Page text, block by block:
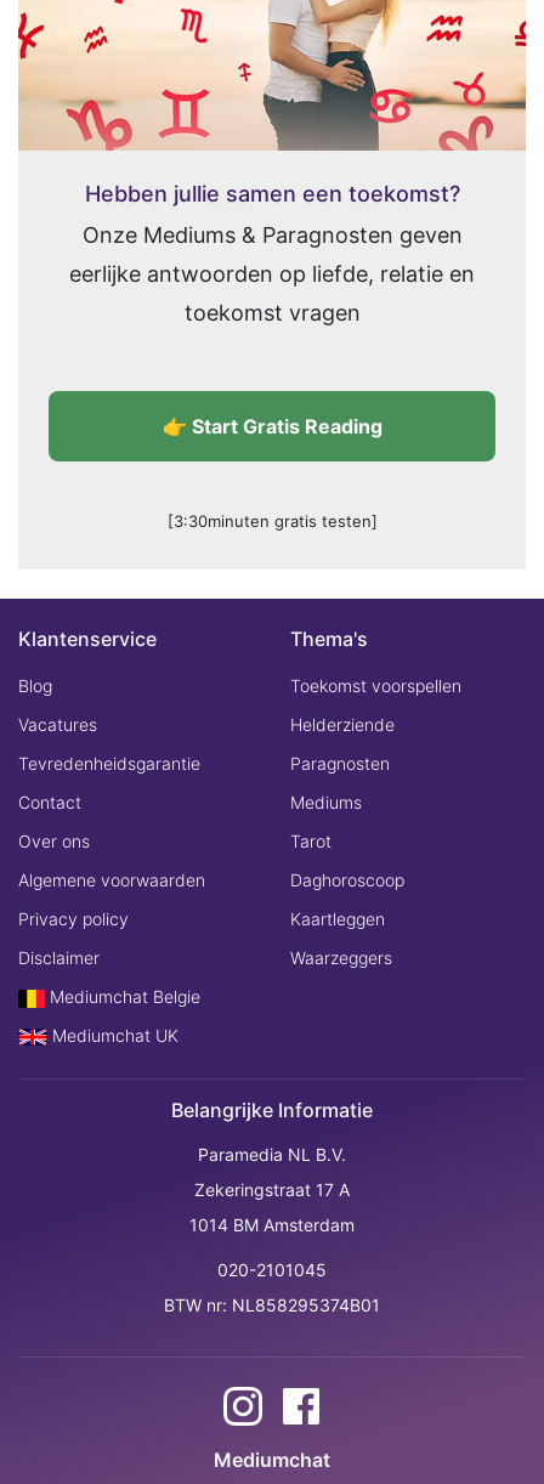
Hebben jullie samen een toekomst?
Onze Mediums & Paragnosten geven
eerlijke antwoorden op liefde, relatie en
toekomst vragen
👉 Start Gratis Reading
[3:30minuten gratis testen]
Klantenservice
Blog
Vacatures
Tevredenheidsgarantie
Contact
Over ons
Algemene voorwaarden
Privacy policy
Disclaimer
Mediumchat Belgie
Mediumchat UK
Thema's
Toekomst voorspellen
Helderziende
Paragnosten
Mediums
Tarot
Daghoroscoop
Kaartleggen
Waarzeggers
Belangrijke Informatie
Paramedia NL B.V.
Zekeringstraat 17 A
1014 BM Amsterdam
020-2101045
BTW nr: NL858295374B01
Mediumchat